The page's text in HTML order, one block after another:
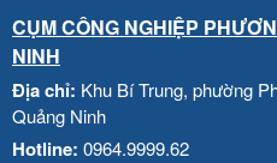
CỤM CÔNG NGHIỆP
NINH
Địa chỉ: Khu Bí Trung, phường
Quảng Ninh
Hotline: 0964.9999.62